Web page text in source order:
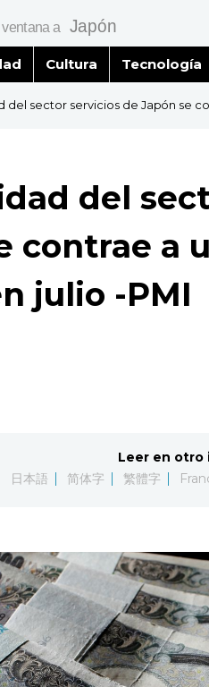
Cultura Tecnología
del sector servicios de Japón se
del
contrae a
julio -PMI
Leer en otro
日本語 简体字 繁體字